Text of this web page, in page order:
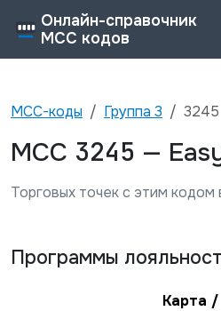
Онлайн-справочник
MCC кодов
MCC-коды Группа 3 3245
MCC 3245 —
Торговых точек с этим кодом
Программы
Карта /